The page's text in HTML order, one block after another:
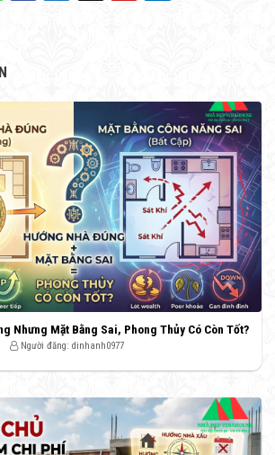
Nhưng Mặt Bằng Sai, Phong Thủy Có Còn Tốt?
Người đăng: dinhanh0977